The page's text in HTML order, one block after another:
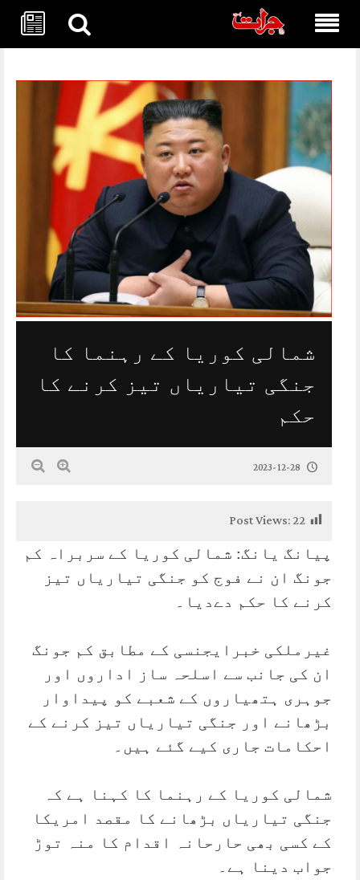
شمالی کوریا کے رہنما کا
جنگی تیاریاں تیز کرنے کا
حکم
2023-12-28
Post Views:22
پیانگ یانگ: شمالی کوریا کے سربراہ کم
جونگ ان نے فوج کو جنگی تیاریاں تیز
کرنے کا حکم دےدیا۔
غیرملکی خبرایجنسی کے مطابق کم جونگ
ان کی جانب سے اسلحہ ساز اداروں اور
جوہری ہتھیاروں کے شعبے کو پیداوار
بڑھانے اور جنگی تیاریاں تیز کرنے کے
احکامات جاری کیے گئے ہیں۔
شمالی کوریا کے رہنما کا کہنا ہے کہ
جنگی تیاریاں بڑھانے کا مقصد امریکا
کے کسی بھی حارحانہ اقدام کا منہ توڑ
جواب دینا ہے۔